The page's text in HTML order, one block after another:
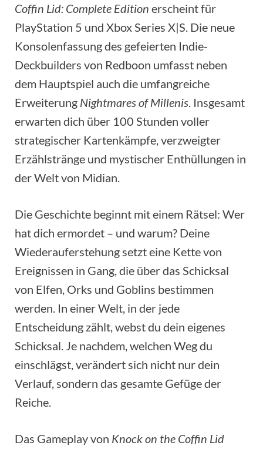
Coffin Lid: Complete Edition erscheint für
PlayStation 5 und Xbox Series X|S. Die neue
Konsolenfassung des gefeierten Indie-
Deckbuilders von Redboon umfasst neben
dem Hauptspiel auch die umfangreiche
Erweiterung Nightmares of Millenis. Insgesamt
erwarten dich über 100 Stunden voller
strategischer Kartenkämpfe, verzweigter
Erzählstränge und mystischer Enthüllungen in
der Welt von Midian.
Die Geschichte beginnt mit einem Rätsel: Wer
hat dich ermordet – und warum? Deine
Wiederauferstehung setzt eine Kette von
Ereignissen in Gang, die über das Schicksal
von Elfen, Orks und Goblins bestimmen
werden. In einer Welt, in der jede
Entscheidung zählt, webst du dein eigenes
Schicksal. Je nachdem, welchen Weg du
einschlägst, verändert sich nicht nur dein
Verlauf, sondern das gesamte Gefüge der
Reiche.
Das Gameplay von Knock on the Coffin Lid